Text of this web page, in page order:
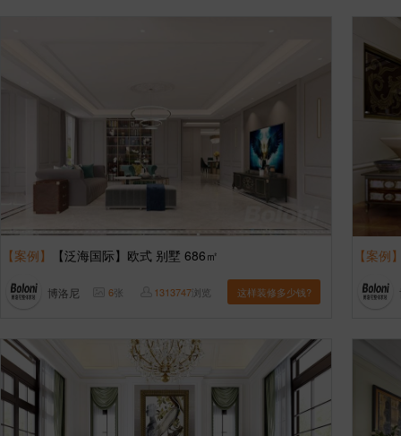
【案例】 【泛海国际】欧式 别墅 686㎡
博洛尼 6张 1313747浏览 这样装修多少钱?
【案例